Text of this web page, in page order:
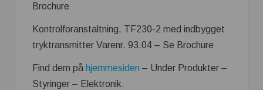
Brochure
Kontrolforanstaltning, TF230-2 med indbygget
tryktransmitter Varenr. 93.04 – Se Brochure
Find dem på hjemmesiden – Under Produkter –
Styringer – Elektronik.